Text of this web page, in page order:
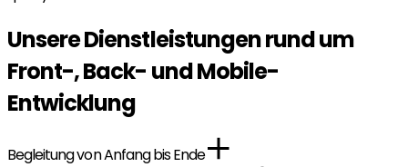
Unsere Dienstleistungen rund um
Front-, Back- und Mobile-
Entwicklung
Begleitung von Anfang bis Ende